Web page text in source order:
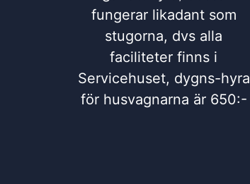
fungerar likadant som
stugorna, dvs alla
faciliteter finns i
Servicehuset, dygns-hyra
för husvagnarna är 650:-